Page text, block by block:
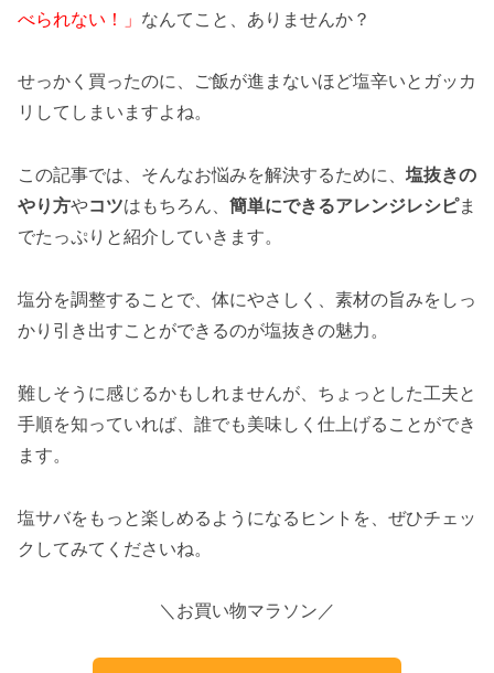
べられない！」 なんてこと、ありませんか？
せっかく買ったのに、ご飯が進まないほど塩辛いとガッカ
リしてしまいますよね。
この記事では、そんなお悩みを解決するために、 塩抜きの
やり方やコツはもちろん、 簡単にできるアレンジレシピま
でたっぷりと紹介していきます。
塩分を調整することで、体にやさしく、素材の旨みをしっ
かり引き出すことができるのが塩抜きの魅力。
難しそうに感じるかもしれませんが、ちょっとした工夫と
手順を知っていれば、誰でも美味しく仕上げることができ
ます。
塩サバをもっと楽しめるようになるヒントを、ぜひチェッ
クしてみてくださいね。
＼お買い物マラソン／